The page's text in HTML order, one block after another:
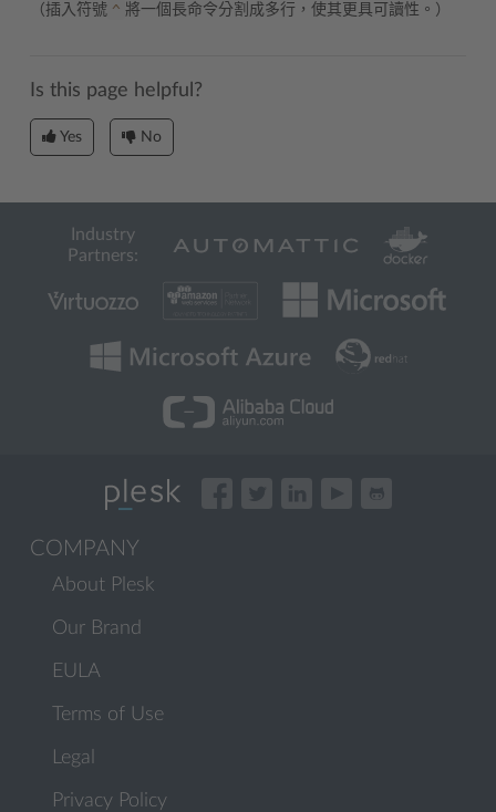
（插入符號 ^ 將一個長命令分割成多行，使其更具可讀性。）
Is this page helpful?
Yes No
Industry
Partners:
COMPANY
About Plesk
Our Brand
EULA
Terms of Use
Legal
Privacy Policy